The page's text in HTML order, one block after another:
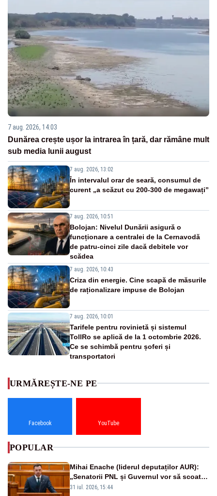
7 aug. 2026, 14:03
Dunărea crește ușor la intrarea în țară, dar rămâne mult
sub media lunii august
7 aug. 2026, 13:02
În intervalul orar de seară, consumul de
curent „a scăzut cu 200-300 de megawați”
7 aug. 2026, 10:51
Bolojan: Nivelul Dunării asigură o
funcționare a centralei de la Cernavodă
de patru-cinci zile dacă debitele vor
scădea
7 aug. 2026, 10:43
Criza din energie. Cine scapă de măsurile
de raționalizare impuse de Bolojan
7 aug. 2026, 10:01
Tarifele pentru rovinietă și sistemul
TollRo se aplică de la 1 octombrie 2026.
Ce se schimbă pentru șoferi și
transportatori
URMĂREȘTE-NE PE
Facebook YouTube
POPULAR
Mihai Enache (liderul deputaților AUR):
„Senatorii PNL și Guvernul vor să scoată
la vânzare bunuri publice pentru a stinge
31 iul. 2026, 15:44